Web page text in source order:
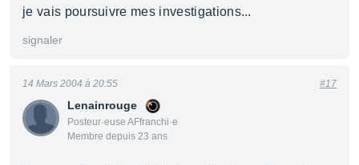
je vais poursuivre mes investigations...
signaler
Lenainrouge
Posteur·euse AFfranchi·e
Membre depuis 23 ans
14 Mars 2004 à 20:55 #17